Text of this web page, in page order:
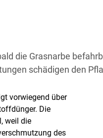
die Grasnarbe
schädigen den
vorwiegend über
Die
weil die
des